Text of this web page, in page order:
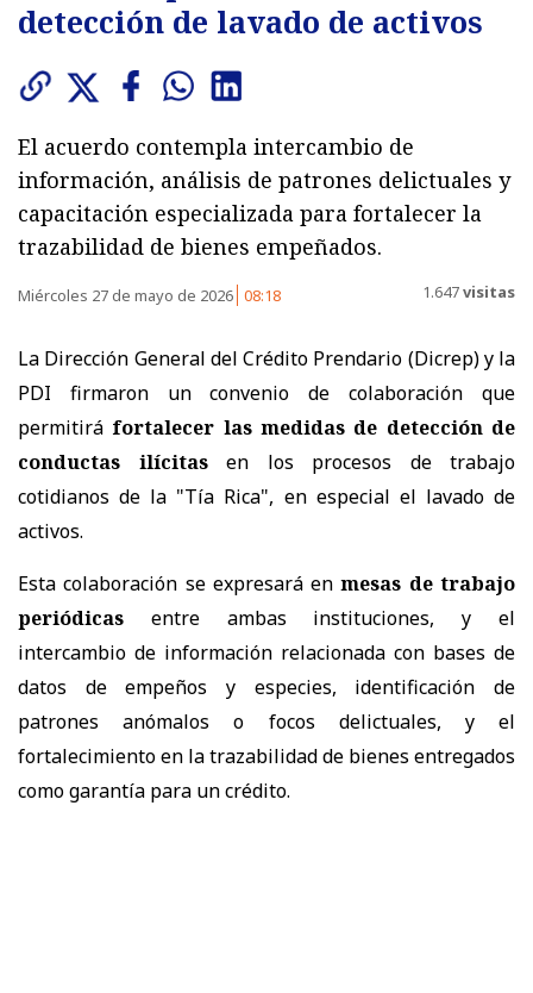
detección de lavado de activos
El acuerdo contempla intercambio de
información, análisis de patrones delictuales y
capacitación especializada para fortalecer la
trazabilidad de bienes empeñados.
Miércoles 27 de mayo de 2026 08:18 1.647visitas
La Dirección General del Crédito Prendario (Dicrep) y la
PDI firmaron un convenio de colaboración que
permitirá fortalecer las medidas de detección de
conductas ilícitasen los procesos de trabajo
cotidianos de la "Tía Rica", en especial el lavado de
activos.
Esta colaboración se expresará enmesas de trabajo
periódicas entre ambas instituciones, y el
intercambio de información relacionada con bases de
datos de empeños y especies, identificación de
patrones anómalos o focos delictuales, y el
fortalecimiento en la trazabilidad de bienes entregados
como garantía para un crédito.